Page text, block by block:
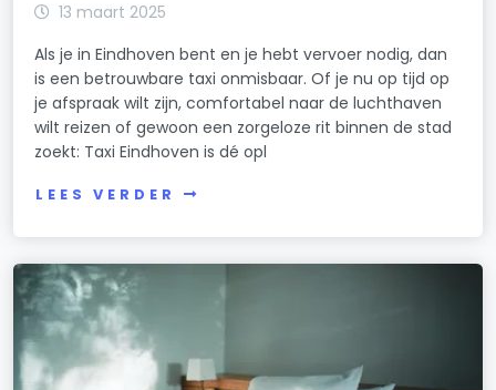
13 maart 2025
Als je in Eindhoven bent en je hebt vervoer nodig, dan
is een betrouwbare taxi onmisbaar. Of je nu op tijd op
je afspraak wilt zijn, comfortabel naar de luchthaven
wilt reizen of gewoon een zorgeloze rit binnen de stad
zoekt: Taxi Eindhoven is dé opl
LEES VERDER